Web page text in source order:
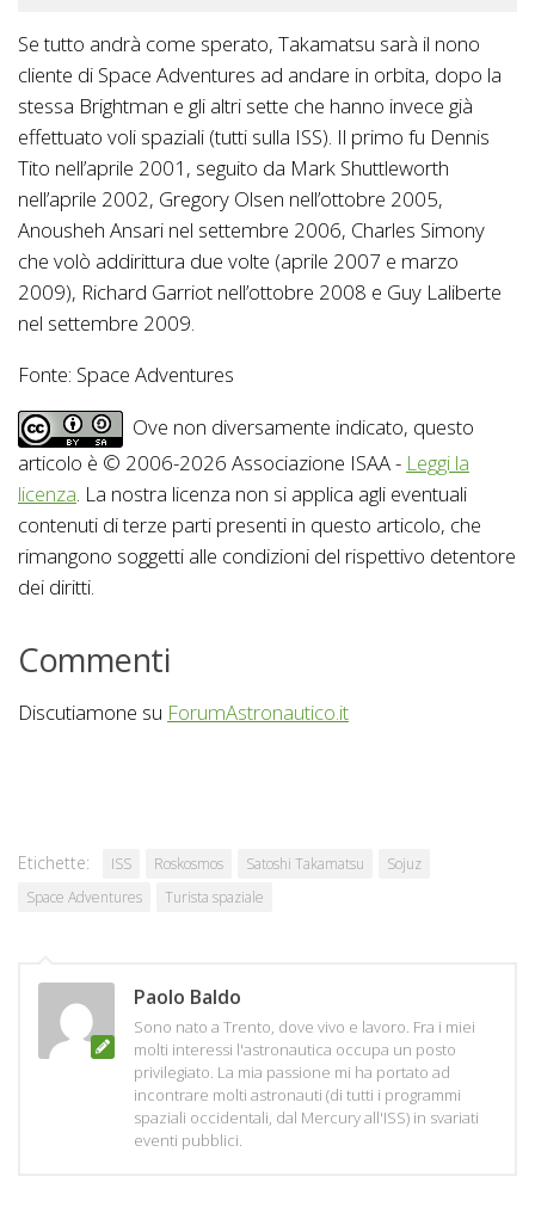
Se tutto andrà come sperato, Takamatsu sarà il nono
cliente di Space Adventures ad andare in orbita, dopo la
stessa Brightman e gli altri sette che hanno invece già
effettuato voli spaziali (tutti sulla ISS). Il primo fu Dennis
Tito nell’aprile 2001, seguito da Mark Shuttleworth
nell’aprile 2002, Gregory Olsen nell’ottobre 2005,
Anousheh Ansari nel settembre 2006, Charles Simony
che volò addirittura due volte (aprile 2007 e marzo
2009), Richard Garriot nell’ottobre 2008 e Guy Laliberte
nel settembre 2009.
Fonte: Space Adventures
Ove non diversamente indicato, questo
articolo è © 2006-2026 Associazione ISAA - Leggi la
licenza. La nostra licenza non si applica agli eventuali
contenuti di terze parti presenti in questo articolo, che
rimangono soggetti alle condizioni del rispettivo detentore
dei diritti.
Commenti
Discutiamone su ForumAstronautico.it
Etichette: ISS Roskosmos Satoshi Takamatsu
Sojuz
Space Adventures
Turista spaziale
Paolo Baldo
Sono nato a Trento, dove vivo e lavoro. Fra i miei
molti interessi l'astronautica occupa un posto
privilegiato. La mia passione mi ha portato ad
incontrare molti astronauti (di tutti i programmi
spaziali occidentali, dal Mercury all'ISS) in svariati
eventi pubblici.